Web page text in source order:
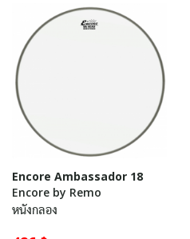
Encore Ambassador 18
Encore by Remo
หนังกลอง